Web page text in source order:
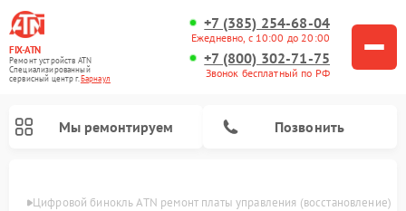
FIX-ATN
Ремонт устройств ATN
Специализированный
cервисный центр г.Барнаул
+7 (385) 254-68-04
Ежедневно, с 10:00 до 20:00
+7 (800) 302-71-75
Звонок бесплатный по РФ
Мы ремонтируем Позвонить
Цифровой бинокль ATN ремонт платы управления (восстановление)